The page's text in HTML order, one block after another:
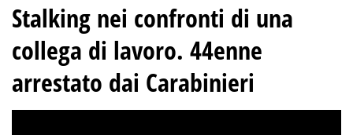
Stalking nei confronti di una
collega di lavoro. 44enne
arrestato dai Carabinieri